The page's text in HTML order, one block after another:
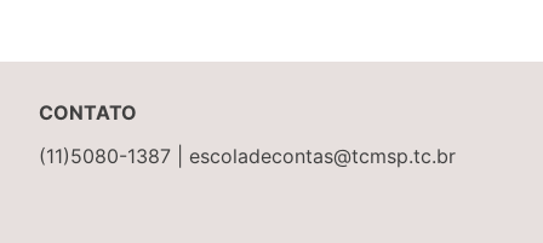
CONTATO
(11)5080-1387 | escoladecontas@tcmsp.tc.br